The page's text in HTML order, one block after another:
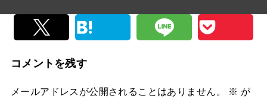
コメントを残す
メールアドレスが公開されることはありません。 ※ が